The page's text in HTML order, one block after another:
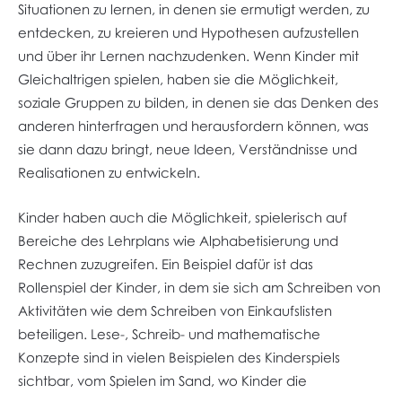
Situationen zu lernen, in denen sie ermutigt werden, zu
entdecken, zu kreieren und Hypothesen aufzustellen
und über ihr Lernen nachzudenken. Wenn Kinder mit
Gleichaltrigen spielen, haben sie die Möglichkeit,
soziale Gruppen zu bilden, in denen sie das Denken des
anderen hinterfragen und herausfordern können, was
sie dann dazu bringt, neue Ideen, Verständnisse und
Realisationen zu entwickeln.
Kinder haben auch die Möglichkeit, spielerisch auf
Bereiche des Lehrplans wie Alphabetisierung und
Rechnen zuzugreifen. Ein Beispiel dafür ist das
Rollenspiel der Kinder, in dem sie sich am Schreiben von
Aktivitäten wie dem Schreiben von Einkaufslisten
beteiligen. Lese-, Schreib- und mathematische
Konzepte sind in vielen Beispielen des Kinderspiels
sichtbar, vom Spielen im Sand, wo Kinder die